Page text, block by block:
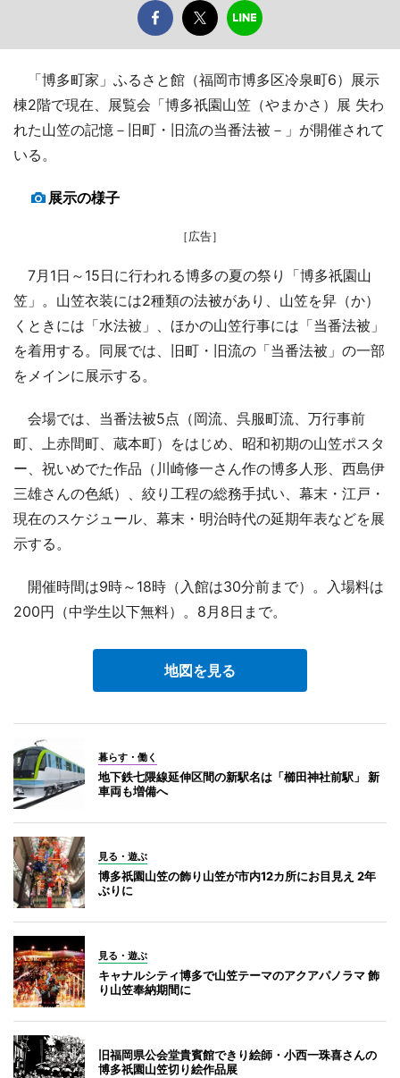
「博多町家」ふるさと館（福岡市博多区冷泉町6）展示
棟2階で現在、展覧会「博多祇園山笠（やまかさ）展 失わ
れた山笠の記憶－旧町・旧流の当番法被－」が開催されて
いる。
展示の様子
［広告］
7月1日～15日に行われる博多の夏の祭り「博多祇園山
笠」。山笠衣装には2種類の法被があり、山笠を舁（か）
くときには「水法被」、ほかの山笠行事には「当番法被」
を着用する。同展では、旧町・旧流の「当番法被」の一部
をメインに展示する。
会場では、当番法被5点（岡流、呉服町流、万行事前
町、上赤間町、蔵本町）をはじめ、昭和初期の山笠ポスタ
ー、祝いめでた作品（川崎修一さん作の博多人形、西島伊
三雄さんの色紙）、絞り工程の総務手拭い、幕末・江戸・
現在のスケジュール、幕末・明治時代の延期年表などを展
示する。
開催時間は9時～18時（入館は30分前まで）。入場料は
200円（中学生以下無料）。8月8日まで。
地図を見る
暮らす・働く
地下鉄七隈線延伸区間の新駅名は「櫛田神社前駅」 新
車両も増備へ
見る・遊ぶ
博多祇園山笠の飾り山笠が市内12カ所にお目見え 2年
ぶりに
見る・遊ぶ
キャナルシティ博多で山笠テーマのアクアパノラマ 飾
り山笠奉納期間に
旧福岡県公会堂貴賓館できり絵師・小西一珠喜さんの
博多祇園山笠切り絵作品展